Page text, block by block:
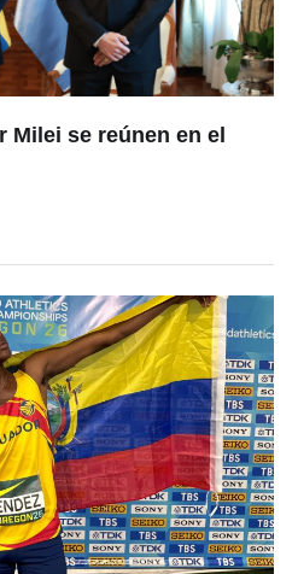
Milei se reúnen en el